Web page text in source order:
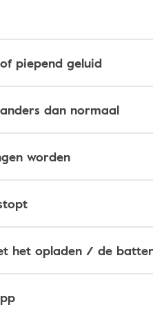
piepend geluid
dan normaal
worden
het opladen / de